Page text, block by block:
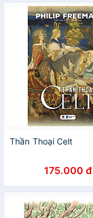
Thần Thoại Celt
175.000 đ